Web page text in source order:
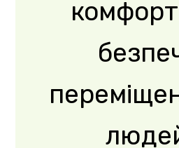
груп ...
Read More